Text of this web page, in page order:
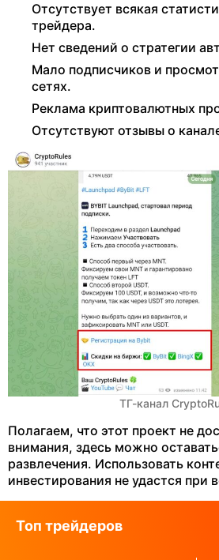
Отсутствует всякая
трейдера.
Нет сведений о стратегии
Мало подписчиков и
сетях.
Реклама криптовалютных
Отсутствуют отзывы о
ТГ-канал
Полагаем, что этот проект не
внимания, здесь можно
развлечения. Использовать
инвестирования не удастся при
Топ трейдеров